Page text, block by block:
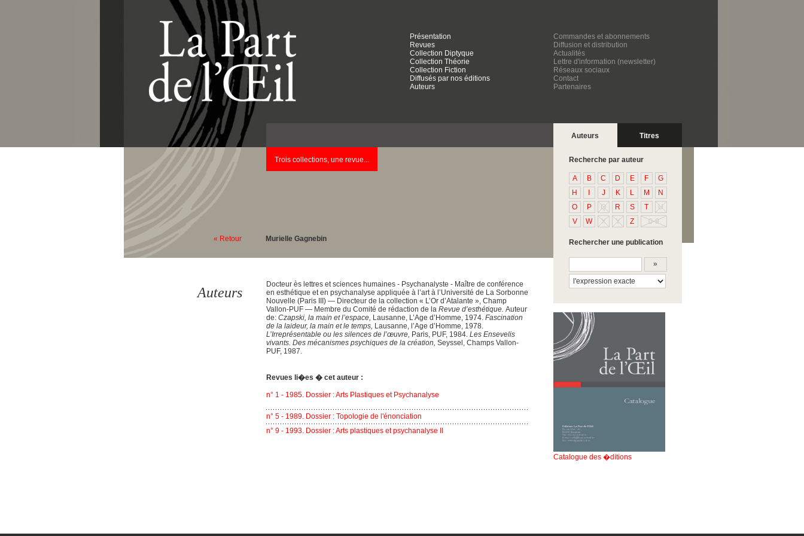
Présentation
Revues
Collection Diptyque
Collection Théorie
Collection Fiction
Diffusés par nos éditions
Auteurs
Commandes et abonnements
Diffusion et distribution
Actualités
Lettre d'information (newsletter)
Réseaux sociaux
Contact
Partenaires
Auteurs Titres
Trois collections, une revue...
« Retour Murielle Gagnebin
Auteurs
Docteur ès lettres et sciences humaines - Psychanalyste - Maître de conférence
en esthétique et en psychanalyse appliquée à l’art à l’Uni­versité de La Sorbonne
Nouvelle (Paris III) — Directeur de la collection « L’Or d’Atalante », Champ
Vallon-PUF — Membre du Comité de rédaction de la Revue d’esthétique. Auteur
de: Czapski, la main etl’espace, Lausanne, L’Age d’Homme, 1974. Fascination
de la laideur, la main et le temps, Lausanne, l’Age d’Homme, 1978.
L’Irreprésentable ou les silences de l’œuvre, Paris, PUF, 1984. Les Ensevelis
vivants. Des mécanismes psychiques de la création, Seyssel, Champs Vallon-
PUF, 1987.
Revues li�es � cet auteur :
n° 1 - 1985. Dossier : Arts Plastiques et Psychanalyse
n° 5 - 1989. Dossier : Topologie de l'énonciation
n° 9 - 1993. Dossier : Arts plastiques et psychanalyse II
Recherche par auteur
A B C D E F
G
H
J K L M
N
O
P Q R S T
U
V
W X Y Z 0-9
Rechercher une publication
Catalogue des �ditions